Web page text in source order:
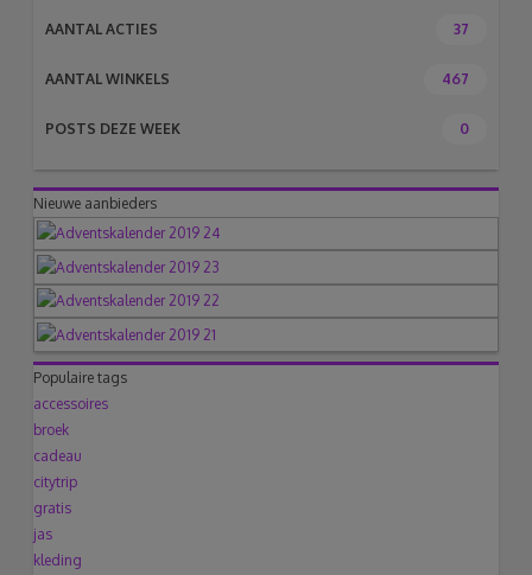
AANTAL ACTIES 37
AANTAL WINKELS 467
POSTS DEZE WEEK 0
Nieuwe aanbieders
Populaire tags
accessoires
broek
cadeau
citytrip
gratis
jas
kleding